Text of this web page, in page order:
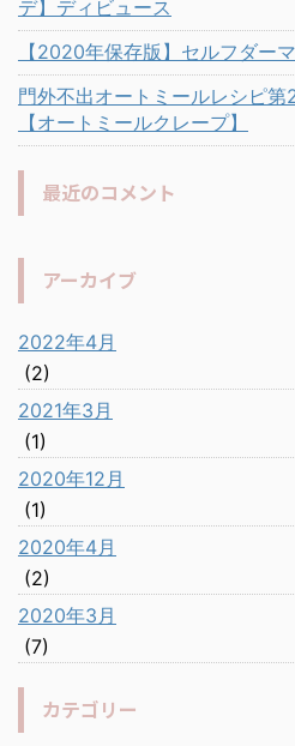
デ】ディビュース
【2020年保存版】セルフダー
門外不出オートミールレシピ第
【オートミールクレープ】
最近のコメント
アーカイブ
2022年4月
(2)
2021年3月
(1)
2020年12月
(1)
2020年4月
(2)
2020年3月
(7)
カテゴリー